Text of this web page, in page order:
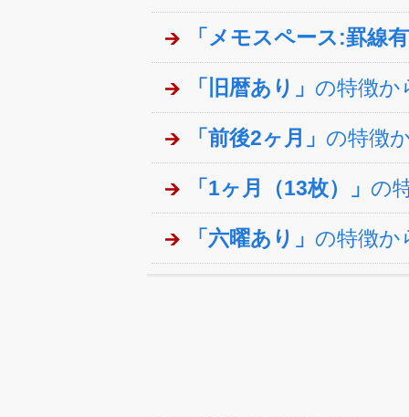
「メモスペース:罫線
「旧暦あり」 の特徴か
「前後2ヶ月」 の特徴
「1ヶ月（13枚）」 の
「六曜あり」 の特徴か